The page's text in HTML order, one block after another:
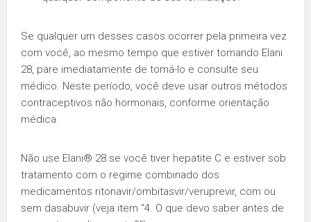
Se qualquer um desses casos ocorrer pela primeira vez
com você, ao mesmo tempo que estiver tomando Elani
28, pare imediatamente de tomá-lo e consulte seu
médico. Neste período, você deve usar outros métodos
contraceptivos não hormonais, conforme orientação
médica.
Não use Elani® 28 se você tiver hepatite C e estiver sob
tratamento com o regime combinado dos
medicamentos ritonavir/ombitasvir/veruprevir, com ou
sem dasabuvir (veja item “4. O que devo saber antes de